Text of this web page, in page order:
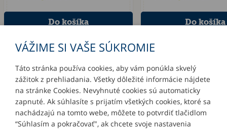
INFORMÁCIE
MÔJ ÚČET
VÁŽIME SI VAŠE SÚKROMIE
Táto stránka používa cookies, aby vám ponúkla skvelý
zážitok z prehliadania. Všetky dôležité informácie nájdete
na stránke Cookies. Nevyhnuté cookies sú automaticky
zapnuté. Ak súhlasíte s prijatím všetkých cookies, ktoré sa
nachádzajú na tomto webe, môžete to potvrdiť tlačidlom
“Súhlasím a pokračovať", ak chcete svoje nastavenia